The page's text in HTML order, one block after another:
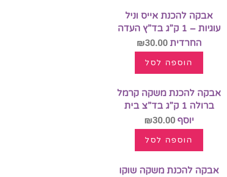
אבקה להכנת אייס וניל
עוגיות – 1 ק”ג בד”ץ העדה
החרדית
₪30.00
הוספה לסל
אבקה להכנת משקה קרמל
ברולה 1 ק”ג בד”צ בית
יוסף
₪30.00
הוספה לסל
אבקה להכנת משקה שוקו